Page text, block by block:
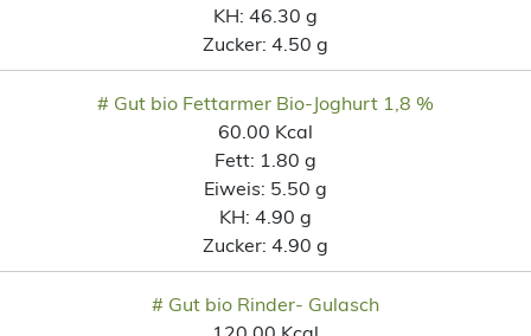
KH: 46.30 g
Zucker: 4.50 g
# Gut bio Fettarmer Bio-Joghurt 1,8 %
60.00 Kcal
Fett: 1.80 g
Eiweis: 5.50 g
KH: 4.90 g
Zucker: 4.90 g
# Gut bio Rinder- Gulasch